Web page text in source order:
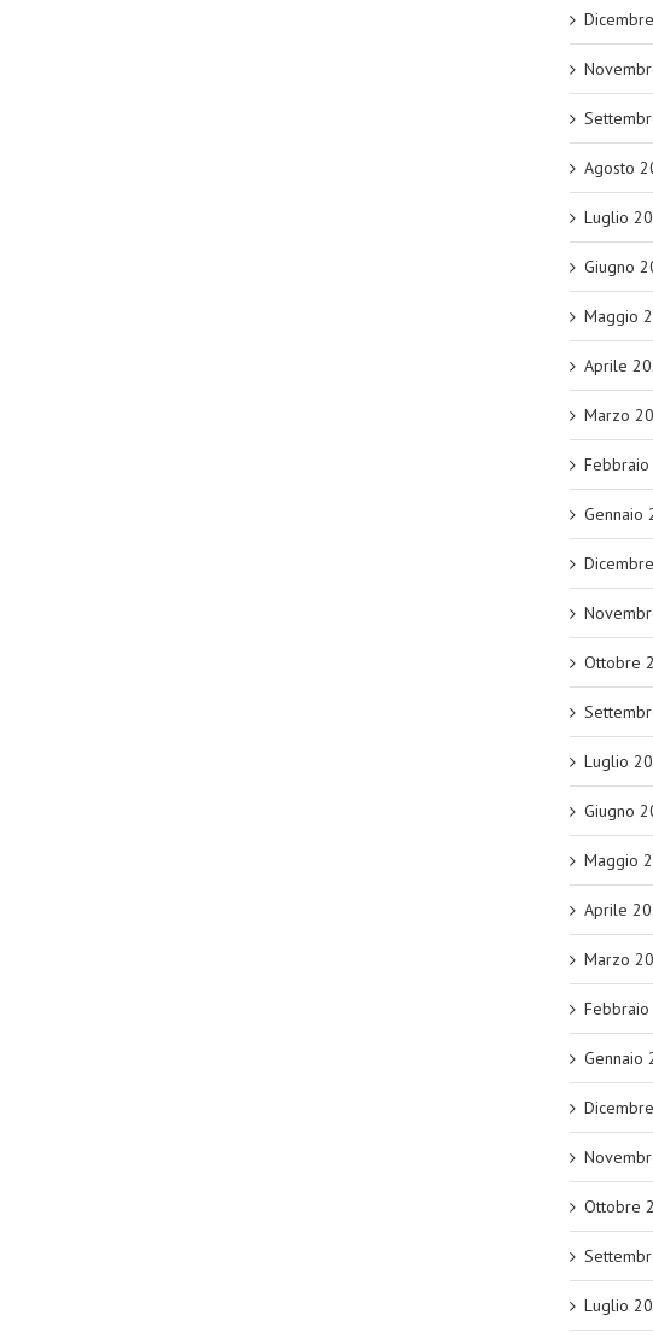
Agosto
Luglio
Giugno
Maggio
Aprile
Marzo
Gennaio
Ottobre
Luglio
Giugno
Maggio
Aprile
Marzo
Gennaio
Ottobre
Luglio